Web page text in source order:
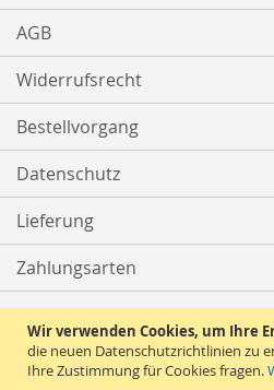
Wir verwenden Cookies, um Ihre
die neuen Datenschutzrichtlinien zu
Ihre Zustimmung für Cookies fragen.
AGB
Widerrufsrecht
Bestellvorgang
Datenschutz
Lieferung
Zahlungsarten
Kontakt
Vertrag widerrufen